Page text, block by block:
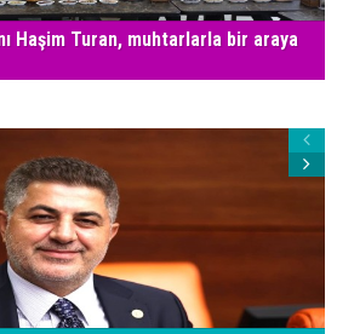
Haşim Turan, muhtarlarla bir araya